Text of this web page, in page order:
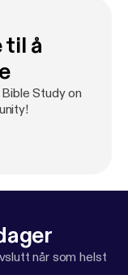
å
Study on
når som helst